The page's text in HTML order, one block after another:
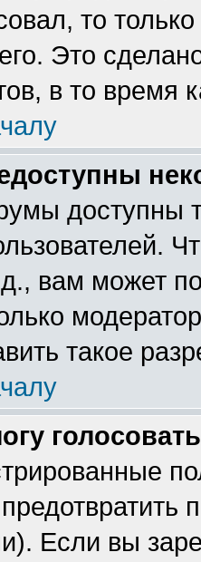
то
Это
в то время
доступны
вам может
такое
Если вы